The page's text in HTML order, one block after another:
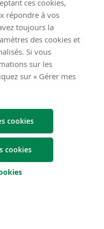
ces cookies,
répondre à vos
toujours la
des cookies et
Si vous
sur les
sur « Gérer mes
cookies
cookies
après votre décès, ou
les mots de passe de
« administrateur »
apporter une tranquillité
vos héritiers
conjoint et de vos
si votre enfant
protégés par la loi et
votre succession.